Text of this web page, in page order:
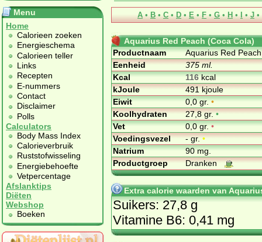
Menu
Home
Calorieen zoeken
Energieschema
Calorieen teller
Links
Recepten
E-nummers
Contact
Disclaimer
Polls
Calculators
Body Mass Index
Calorieverbruik
Ruststofwisseling
Energiebehoefte
Vetpercentage
Afslanktips
Diëten
Webshop
Boeken
A • B • C • D • E • F • G • H • I • J •
Aquarius Red Peach (Coca Cola)
Productnaam
Aquarius Red
Eenheid
375 ml.
Kcal
116kcal
kJoule
491 kjoule
Eiwit
0,0 gr.•
Koolhydraten
27,8 gr.•
Vet
0,0 gr.•
Voedingsvezel
- gr.•
Natrium
90 mg.
Productgroep
Dranken
Extra calorie waarden van
Suikers: 27,8 g
Vitamine B6: 0,41 mg